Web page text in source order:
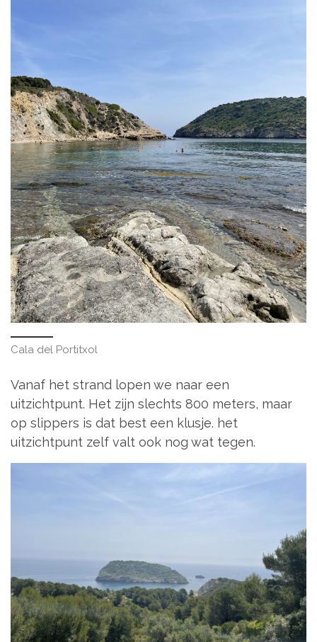
Cala del Portitxol
Vanaf het strand lopen we naar een
uitzichtpunt. Het zijn slechts 800 meters, maar
op slippers is dat best een klusje. het
uitzichtpunt zelf valt ook nog wat tegen.